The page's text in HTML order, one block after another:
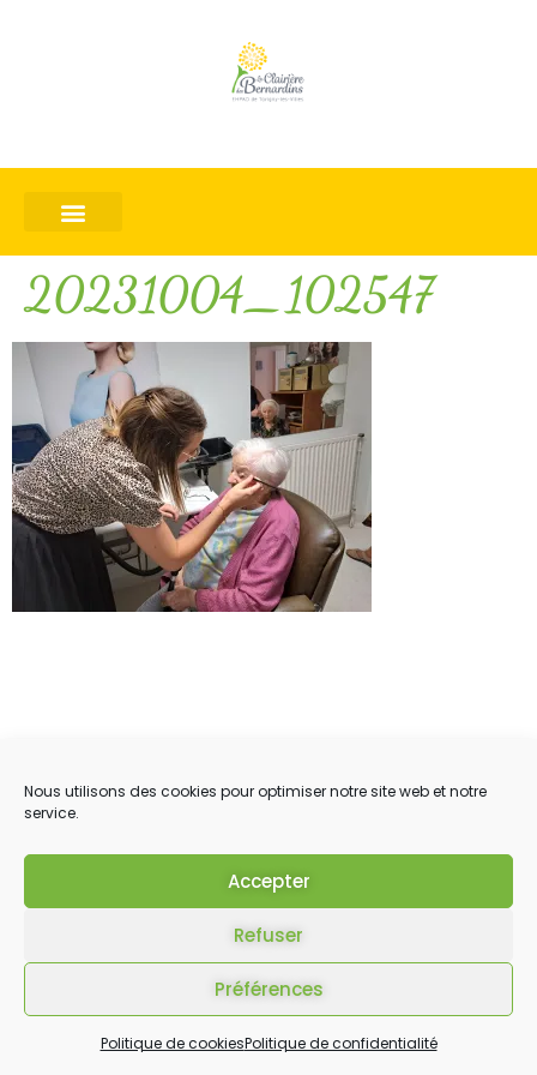
Nous utilisons des cookies pour optimiser notre site web et notre
service.
Accepter
Refuser
Préférences
Politique de cookiesPolitique de confidentialité
20231004_102547